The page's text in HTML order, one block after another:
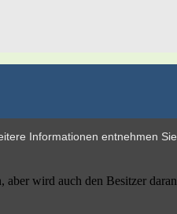
Informationen entnehmen Sie